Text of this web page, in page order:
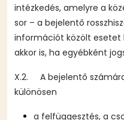
intézkedés, amelyre a
sor – a bejelentő
információt közölt esetet
akkor is, ha egyébként
X.2. A bejelentő
különösen
a felfüggesztés, a